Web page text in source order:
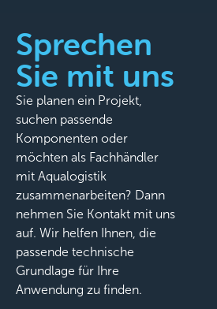
Sprechen
Sie mit uns
Sie planen ein Projekt,
suchen passende
Komponenten oder
möchten als Fachhändler
mit Aqualogistik
zusammenarbeiten? Dann
nehmen Sie Kontakt mit uns
auf. Wir helfen Ihnen, die
passende technische
Grundlage für Ihre
Anwendung zu finden.